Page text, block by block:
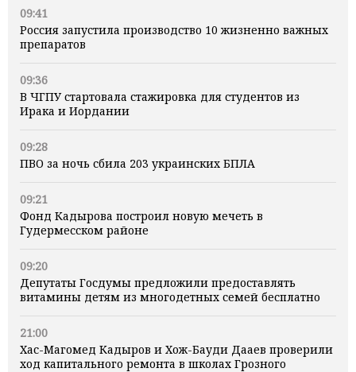
09:41
Россия запустила производство 10 жизненно важных
препаратов
09:36
В ЧГПУ стартовала стажировка для студентов из
Ирака и Иордании
09:28
ПВО за ночь сбила 203 украинских БПЛА
09:21
Фонд Кадырова построил новую мечеть в
Гудермесском районе
09:20
Депутаты Госдумы предложили предоставлять
витамины детям из многодетных семей бесплатно
21:00
Хас-Магомед Кадыров и Хож-Бауди Дааев проверили
ход капитального ремонта в школах Грозного